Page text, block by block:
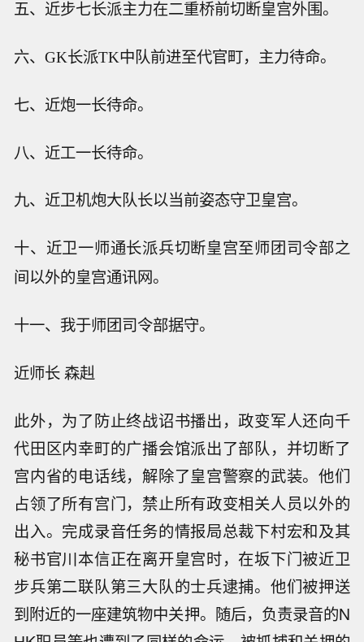
五、近步七长派主力在二重桥前切断皇宫外围。
六、GK长派TK中队前进至代官町，主力待命。
七、近炮一长待命。
八、近工一长待命。
九、近卫机炮大队长以当前姿态守卫皇宫。
十、近卫一师通长派兵切断皇宫至师团司令部之
间以外的皇宫通讯网。
十一、我于师团司令部据守。
近师长 森赳
此外，为了防止终战诏书播出，政变军人还向千
代田区内幸町的广播会馆派出了部队，并切断了
宫内省的电话线，解除了皇宫警察的武装。他们
占领了所有宫门，禁止所有政变相关人员以外的
出入。完成录音任务的情报局总裁下村宏和及其
秘书官川本信正在离开皇宫时，在坂下门被近卫
步兵第二联队第三大队的士兵逮捕。他们被押送
到附近的一座建筑物中关押。随后，负责录音的N